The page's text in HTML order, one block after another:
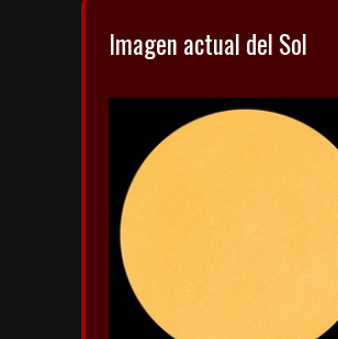
Imagen actual del Sol